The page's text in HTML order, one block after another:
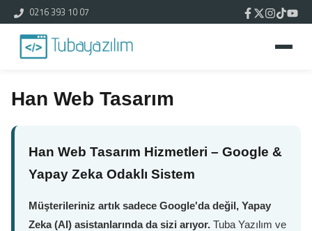
0216 393 10 07
Han Web Tasarım
Han Web Tasarım Hizmetleri – Google &
Yapay Zeka Odaklı Sistem
Müşterileriniz artık sadece Google'da değil, Yapay
Zeka (AI) asistanlarında da sizi arıyor. Tuba Yazılım ve